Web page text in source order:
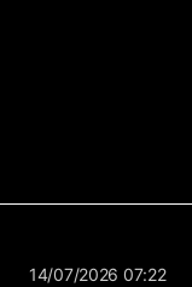
14/07/2026 07:22